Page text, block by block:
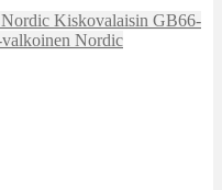
Nordic Kiskovalaisin GB66-
Nordic